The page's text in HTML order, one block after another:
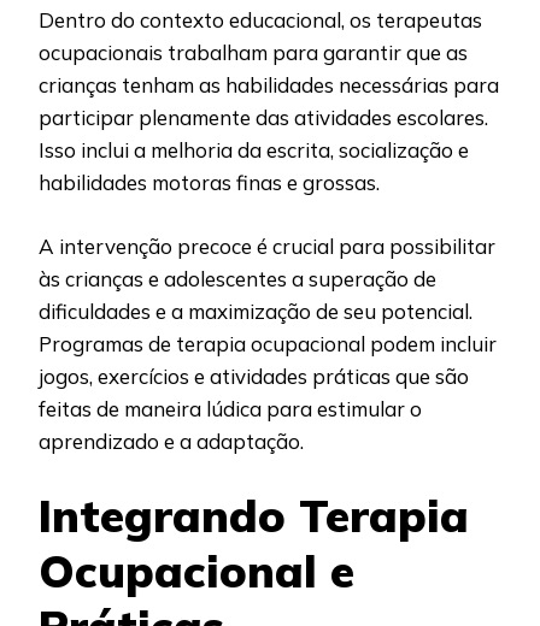
Dentro do contexto educacional, os terapeutas
ocupacionais trabalham para garantir que as
crianças tenham as habilidades necessárias para
participar plenamente das atividades escolares.
Isso inclui a melhoria da escrita, socialização e
habilidades motoras finas e grossas.
A intervenção precoce é crucial para possibilitar
às crianças e adolescentes a superação de
dificuldades e a maximização de seu potencial.
Programas de terapia ocupacional podem incluir
jogos, exercícios e atividades práticas que são
feitas de maneira lúdica para estimular o
aprendizado e a adaptação.
Integrando Terapia
Ocupacional e